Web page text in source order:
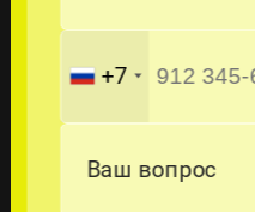
+7
Ваш вопрос